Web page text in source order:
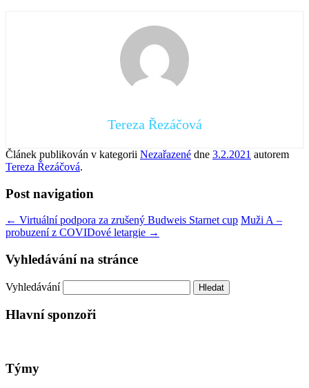
Tereza Řezáčová
Článek publikován v kategorii Nezařazené dne 3.2.2021 autorem
Tereza Řezáčová.
Post navigation
← Virtuální podpora za zrušený Budweis Starnet cup Muži A –
probuzení z COVIDové letargie →
Vyhledávání na stránce
Vyhledávání
Hlavní sponzoři
Týmy